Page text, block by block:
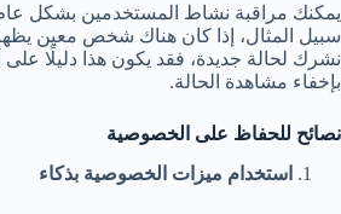
يمكنك مراقبة نشاط المستخدمين بشكل
سبيل المثال، إذا كان هناك شخص معين
نشرك لحالة جديدة، فقد يكون هذا دليلًا
بإخفاء مشاهدة الحالة.
نصائح للحفاظ على الخصوصية
استخدام ميزات الخصوصية بذكاء